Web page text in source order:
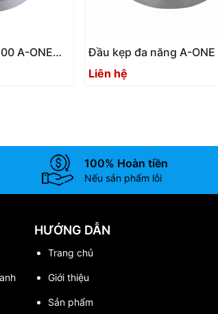
A-ONE
action
Đầu kẹp đa năng A-
100905 | Multi-functional
chuck
Liên hệ
100% Hoàn tiền
Nếu sản phẩm lỗi
HƯỚNG DẪN
Trang chủ
Giới thiệu
Sản phẩm